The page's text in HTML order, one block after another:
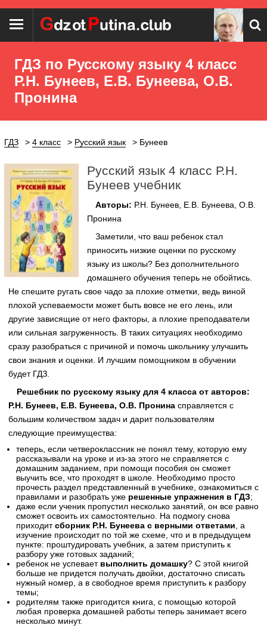
ГДЗ по Русскому языку 4 класс
Р.Н. Бунеев, Е.В. Бунеева, О.В.
Пронина
ГДЗ 4 класс Русский язык Бунеев
Русский язык 4 класс Р.Н.
Бунеев учебник
Авторы: Р.Н. Бунеев, Е.В. Бунеева, О.В.
Пронина
Заметили, что ваш ребенок стал
приносить низкие оценки по русскому
языку из школы? Без дополнительного
домашнего обучения теперь не обойтись.
Не спешите ругать свое чадо за плохие отметки, ведь виной
плохой успеваемости может быть вовсе не его лень, или
другие зависящие от него факторы, а плохие преподаватели
или сильная загруженность. В таких ситуациях необходимо
сразу разобраться с причиной и помочь школьнику улучшить
свои знания и оценки. И лучшим помощником в обучении
будет ГДЗ.
Решебник по русскому языку для 4 класса от авторов:
Р.Н. Бунеев, Е.В. Бунеева, О.В. Пронина справляется с
большим количеством задач и дарит пользователям
следующие преимущества:
теперь, если четвероклассник не понял тему, которую ему
рассказывали на уроке и из-за этого не справляется с
домашним заданием, при помощи пособия он сможет
выучить все, что проходят в школе. Необходимо просто
прочесть раздел представленный в учебнике, ознакомиться с
правилами и разобрать уже решенные упражнения в ГДЗ;
даже если ученик пропустил несколько занятий, он все равно
сможет освоить их самостоятельно. На подмогу снова
приходитсборник Р.Н. Бунеева с верными ответами , а
изучение происходит по той же схеме, что и в предыдущем
пункте: проштудировать учебник, а затем приступить к
разбору уже готовых заданий;
ребенок не успевает выполнить домашку? С этой книгой
больше не придется получать двойки, достаточно списать
нужный номер, а в свободное время приступить к разбору
темы;
родителям также пригодится книга, с помощью которой
любая проверка домашней работы теперь занимает всего
несколько минут.